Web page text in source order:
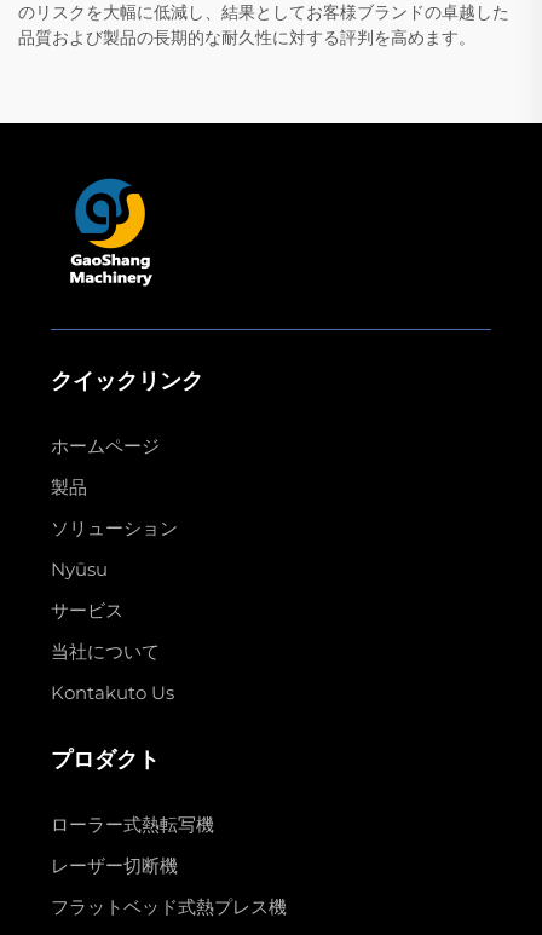
のリスクを大幅に低減し、結果としてお客様ブランドの卓越した
品質および製品の長期的な耐久性に対する評判を高めます。
クイックリンク
ホームページ
製品
ソリューション
Nyūsu
サービス
当社について
Kontakuto Us
プロダクト
ローラー式熱転写機
レーザー切断機
フラットベッド式熱プレス機